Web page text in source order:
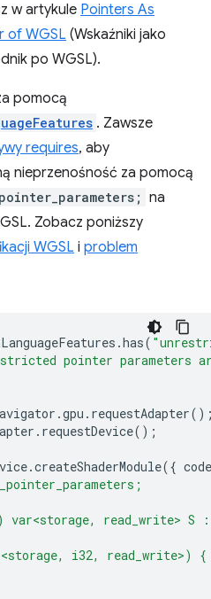
w artykule Pointers As
of WGSL (Wskaźniki jako
po WGSL).
pomocą
. Zawsze
requires, aby
nieprzenośność za pomocą
na
Zobacz poniższy
WGSL i problem
.has(
pointer parameters
.gpu . requestAdapter
. requestDevice();
.createShaderModule({ code
var<storage, read_write> S
i32, read_write>) {